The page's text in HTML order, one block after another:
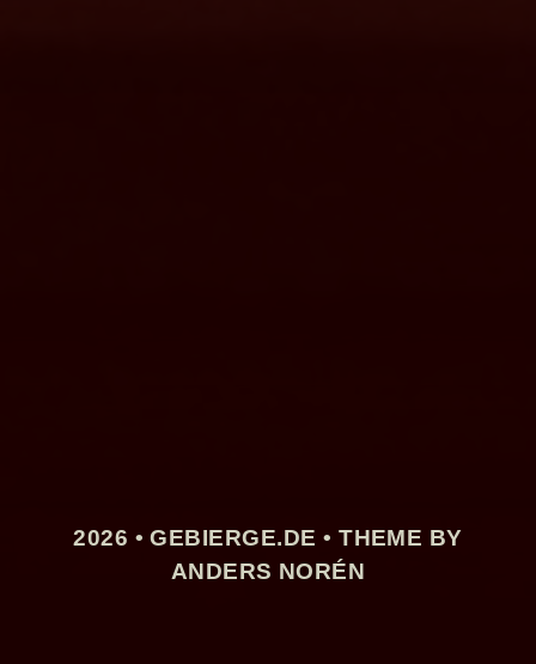
2026 •GEBIERGE.DE • THEME BY
ANDERS NORÉN